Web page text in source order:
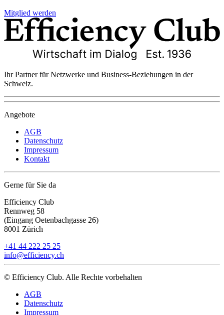
Mitglied werden
Ihr Partner für Netzwerke und Business-Beziehungen in der
Schweiz.
Angebote
AGB
Datenschutz
Impressum
Kontakt
Gerne für Sie da
Efficiency Club
Rennweg 58
(Eingang Oetenbachgasse 26)
8001 Zürich
+41 44 222 25 25
info@efficiency.ch
© Efficiency Club. Alle Rechte vorbehalten
AGB
Datenschutz
Impressum